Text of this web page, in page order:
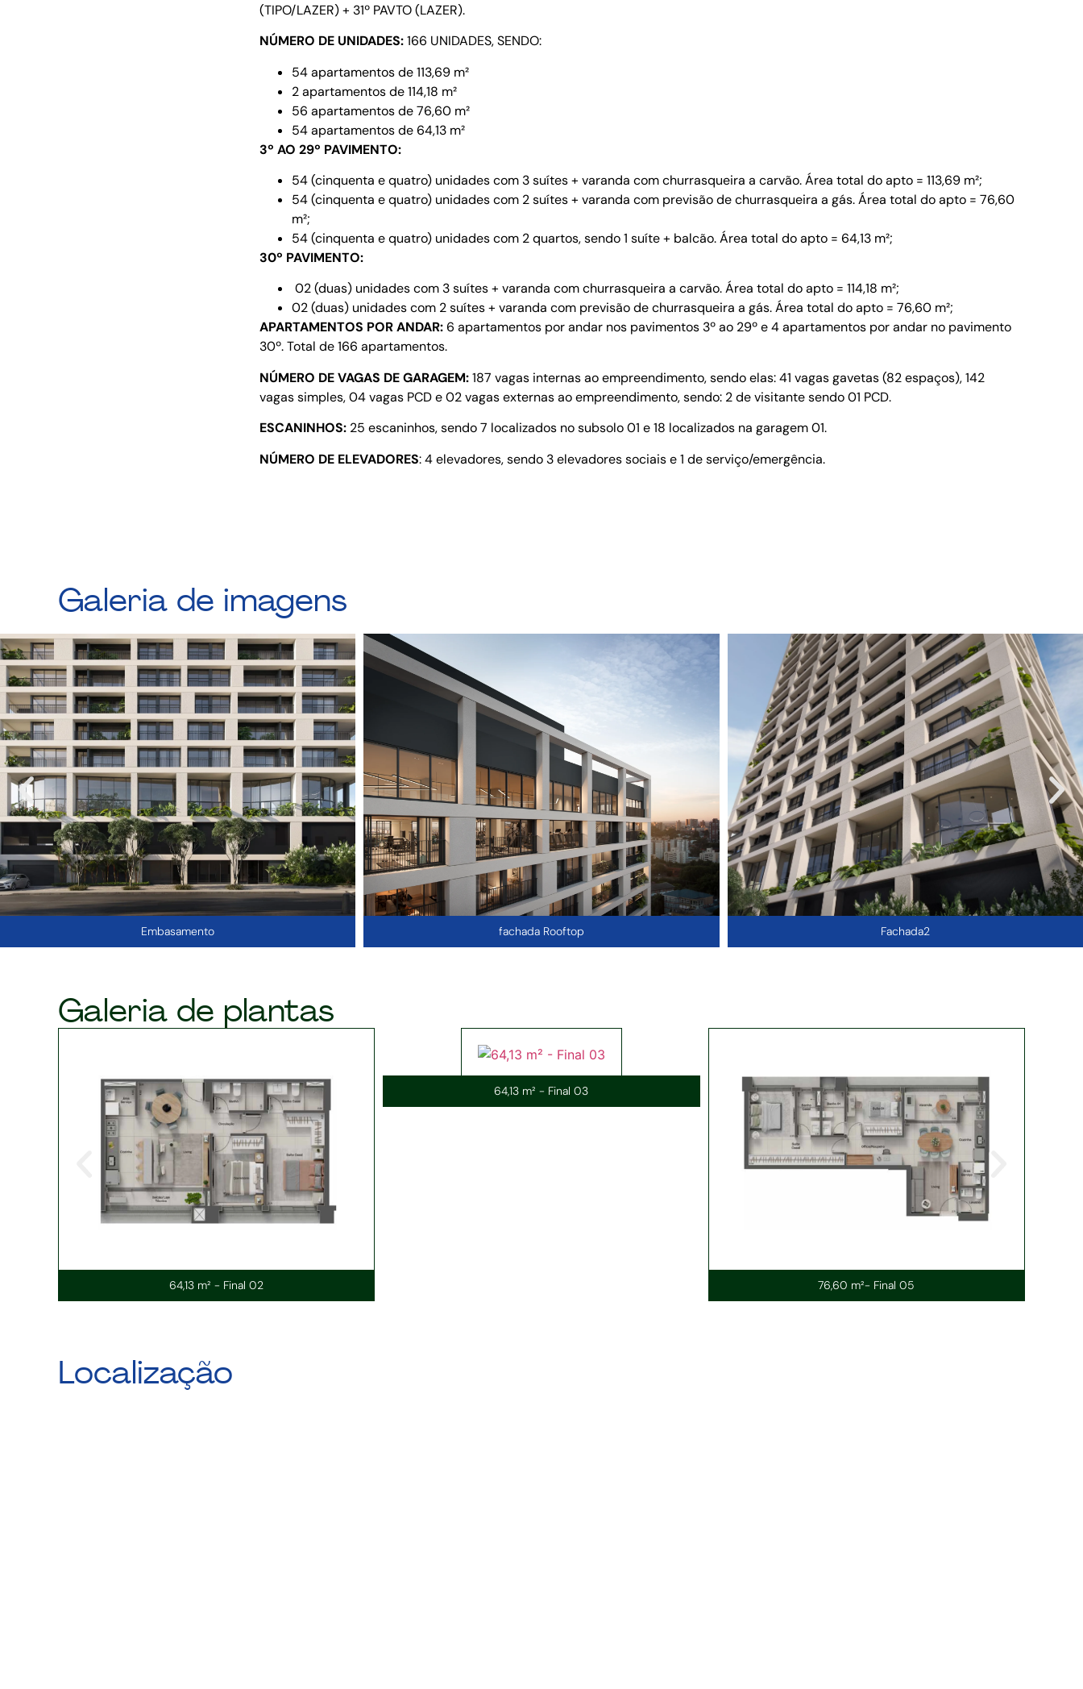
(TIPO/LAZER) + 31º PAVTO (LAZER).
NÚMERO DE UNIDADES:166 UNIDADES, SENDO:
54 apartamentos de 113,69 m²
2 apartamentos de 114,18 m²
56 apartamentos de 76,60 m²
54 apartamentos de 64,13 m²
3º AO 29º PAVIMENTO:
54 (cinquenta e quatro) unidades com 3 suítes + varanda com churrasqueira a carvão. Área total do apto = 113,69 m²;
54 (cinquenta e quatro) unidades com 2 suítes + varanda com previsão de churrasqueira a gás. Área total do apto = 76,60
m²;
54 (cinquenta e quatro) unidades com 2 quartos, sendo 1 suíte + balcão. Área total do apto = 64,13 m²;
30º PAVIMENTO:
02 (duas) unidades com 3 suítes + varanda com churrasqueira a carvão. Área total do apto = 114,18 m²;
02 (duas) unidades com 2 suítes + varanda com previsão de churrasqueira a gás. Área total do apto = 76,60 m²;
APARTAMENTOS POR ANDAR:6 apartamentos por andar nos pavimentos 3º ao 29º e 4 apartamentos por andar no pavimento
30º. Total de 166 apartamentos.
NÚMERO DE VAGAS DE GARAGEM:187 vagas internas ao empreendimento, sendo elas: 41 vagas gavetas (82 espaços), 142
vagas simples, 04 vagas PCD e 02 vagas externas ao empreendimento, sendo: 2 de visitante sendo 01 PCD.
ESCANINHOS: 25 escaninhos, sendo 7 localizados no subsolo 01 e 18 localizados na garagem 01.
NÚMERO DE ELEVADORES: 4 elevadores, sendo 3 elevadores sociais e 1 de serviço/emergência.
Galeria de imagens
Embasamento fachada Rooftop Fachada2
Galeria de plantas
64,13 m² - Final 02
64,13 m² - Final 03
76,60 m²- Final 05
Localização